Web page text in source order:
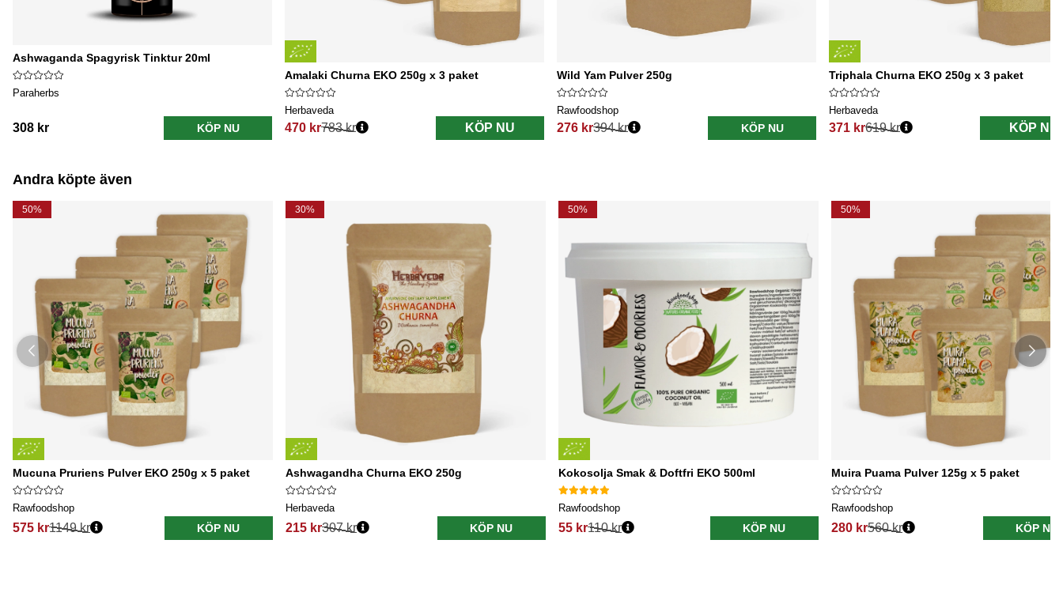
Ashwaganda Spagyrisk Tinktur 20ml
Paraherbs
308 kr KÖP NU
Amalaki Churna EKO 250g x 3 paket
Herbaveda
470 kr
Ordinarie pris:
783 kr KÖP NU
Wild Yam Pulver 250g
Rawfoodshop
276 kr
Ordinarie pris:
394 kr KÖP NU
Triphala Churna EKO 250g x 3 paket
Herbaveda
371 kr
Ordinarie pris:
619 kr KÖP NU
Andra köpte även
50%
Mucuna Pruriens Pulver EKO 250g x 5 paket
Rawfoodshop
575 kr1149 kr KÖP NU
30%
Ashwagandha Churna EKO 250g
Herbaveda
215 kr307 kr KÖP NU
50%
Kokosolja Smak & Doftfri EKO 500ml
Rawfoodshop
55 kr110 kr KÖP NU
50%
Muira Puama Pulver 125g x 5 paket
Rawfoodshop
280 kr560 kr KÖP NU